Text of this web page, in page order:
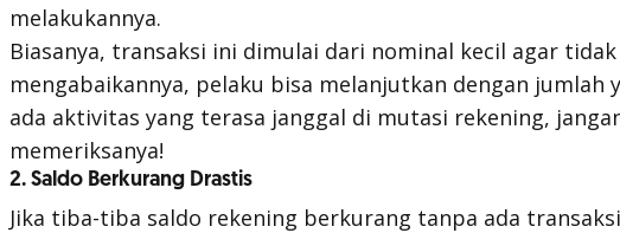
melakukannya.
Biasanya, transaksi ini dimulai dari nominal kecil agar
mengabaikannya, pelaku bisa melanjutkan dengan jumlah
ada aktivitas yang terasa janggal di mutasi rekening,
memeriksanya!
2. Saldo Berkurang Drastis
Jika tiba-tiba saldo rekening berkurang tanpa ada